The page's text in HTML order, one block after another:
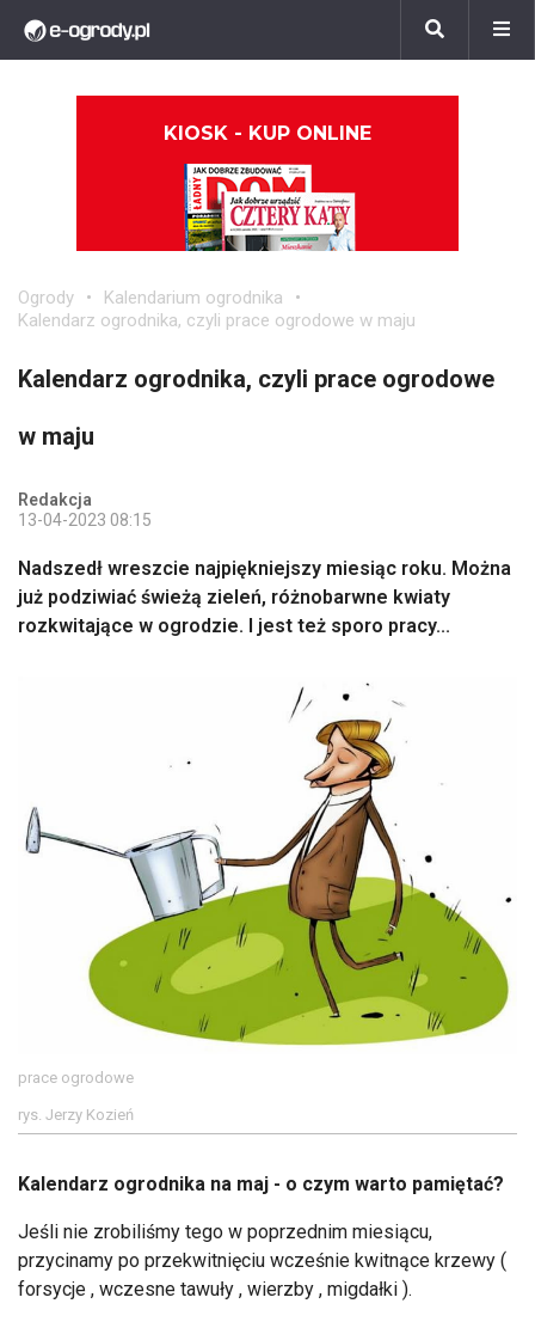
KIOSK - KUP ONLINE
Ogrody
Kalendarium ogrodnika
Kalendarz ogrodnika, czyli prace ogrodowe w maju
Kalendarz ogrodnika, czyli prace ogrodowe
w maju
Redakcja
13-04-2023 08:15
Nadszedł wreszcie najpiękniejszy miesiąc roku. Można
już podziwiać świeżą zieleń, różnobarwne kwiaty
rozkwitające w ogrodzie. I jest też sporo pracy...
prace ogrodowe
rys. Jerzy Kozień
Kalendarz ogrodnika na maj - o czym warto pamiętać?
Jeśli nie zrobiliśmy tego w poprzednim miesiącu,
przycinamy po przekwitnięciu wcześnie kwitnące krzewy (
forsycje , wczesne tawuły , wierzby , migdałki ).